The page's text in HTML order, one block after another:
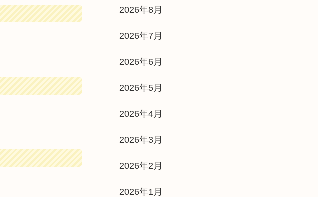
2026年8月
2026年7月
2026年6月
2026年5月
2026年4月
2026年3月
2026年2月
2026年1月